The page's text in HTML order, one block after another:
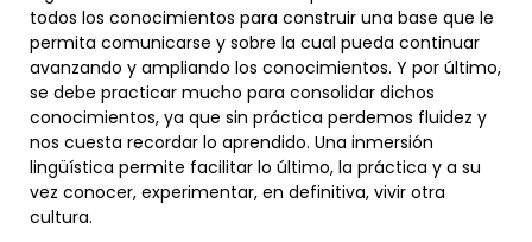
todos los conocimientos para construir una base que le
permita comunicarse y sobre la cual pueda continuar
avanzando y ampliando los conocimientos. Y por último,
se debe practicar mucho para consolidar dichos
conocimientos, ya que sin práctica perdemos fluidez y
nos cuesta recordar lo aprendido. Una inmersión
lingüística permite facilitar lo último, la práctica y a su
vez conocer, experimentar, en definitiva, vivir otra
cultura.